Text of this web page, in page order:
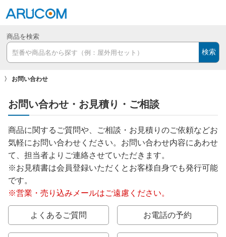
商品を検索
検索
お問い合わせ
お問い合わせ・お見積り・ご相談
商品に関するご質問や、ご相談・お見積りのご依頼などお
気軽にお問い合わせください。お問い合わせ内容にあわせ
て、担当者よりご連絡させていただきます。
※お見積書は会員登録いただくとお客様自身でも発行可能
です。
※営業・売り込みメールはご遠慮ください。
よくあるご質問 お電話の予約